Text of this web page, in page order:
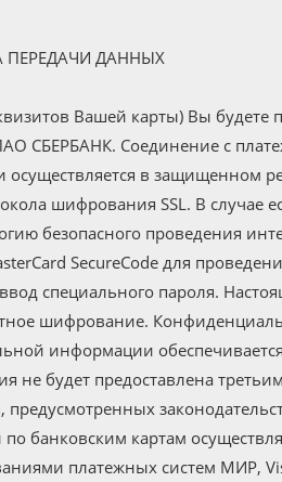
ПЕРЕДАЧИ ДАННЫХ
Вашей карты) Вы будете
СБЕРБАНК. Соединение с
осуществляется в защищенном
шифрования SSL. В случае
безопасного проведения
SecureCode для
специального пароля.
шифрование.
информации
не будет предоставлена
предусмотренных
банковским картам
платежных систем МИР,